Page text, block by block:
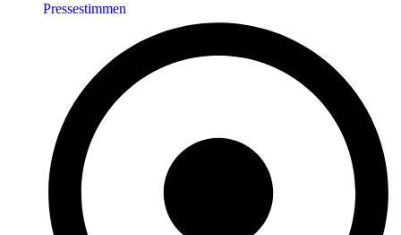
Pressestimmen